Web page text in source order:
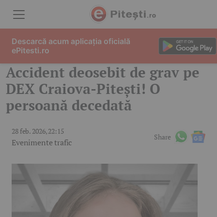
Accident deosebit de grav pe
DEX Craiova-Pitești! O
persoană decedată
28 feb. 2026, 22:15
Evenimente trafic
Share
Descarcă acum aplicația oficială
ePitesti.ro